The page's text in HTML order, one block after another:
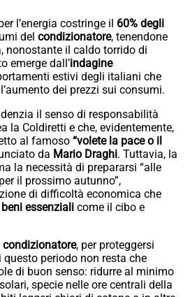
l’energia costringe il 60% degli
del condizionatore, tenendone
nonostante il caldo torrido di
emerge dall’indagine
estivi degli italiani che
dei prezzi sui consumi.
il senso di responsabilità
la Coldiretti e che, evidentemente,
al famoso “volete la pace o il
da Mario Draghi. Tuttavia, la
la necessità di prepararsi “alle
il prossimo autunno”,
di difficoltà economica che
essenziali come il cibo e
condizionatore, per proteggersi
questo periodo non resta che
di buon senso: ridurre al minimo
specie nelle ore centrali della